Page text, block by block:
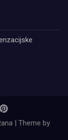
| Theme by